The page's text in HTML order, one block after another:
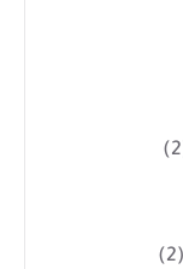
(2)